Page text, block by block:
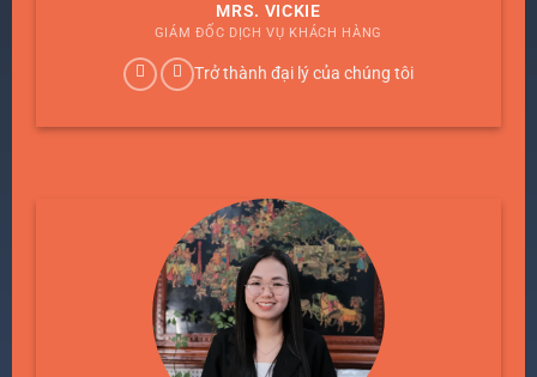
MRS. VICKIE
GIÁM ĐỐC DỊCH VỤ KHÁCH HÀNG
Trở thành đại lý của chúng tôi